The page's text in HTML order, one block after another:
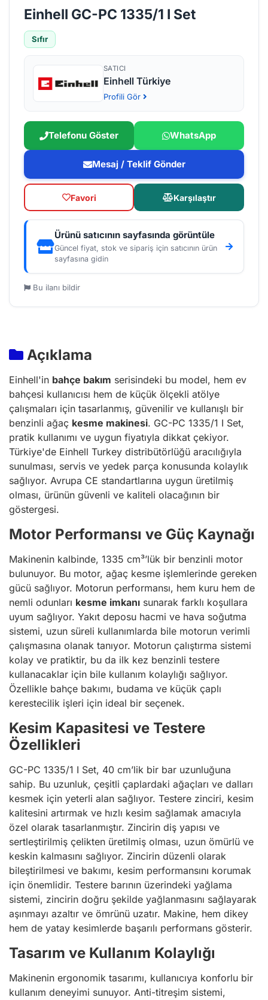
Einhell GC-PC 1335/1 I Set
Sıfır
SATICI
Einhell Türkiye
Profili Gör
Telefonu Göster WhatsApp
Mesaj / Teklif Gönder
Favori Karşılaştır
Ürünü satıcının sayfasında görüntüle
Güncel fiyat, stok ve sipariş için satıcının ürün
sayfasına gidin
Bu ilanı bildir
Açıklama
Einhell'in bahçe bakım serisindeki bu model, hem ev
bahçesi kullanıcısı hem de küçük ölçekli atölye
çalışmaları için tasarlanmış, güvenilir ve kullanışlı bir
benzinli ağaç kesme makinesi. GC-PC 1335/1 I Set,
pratik kullanımı ve uygun fiyatıyla dikkat çekiyor.
Türkiye'de Einhell Turkey distribütörlüğü aracılığıyla
sunulması, servis ve yedek parça konusunda kolaylık
sağlıyor. Avrupa CE standartlarına uygun üretilmiş
olması, ürünün güvenli ve kaliteli olacağının bir
göstergesi.
Motor Performansı ve Güç Kaynağı
Makinenin kalbinde, 1335 cm³’lük bir benzinli motor
bulunuyor. Bu motor, ağaç kesme işlemlerinde gereken
gücü sağlıyor. Motorun performansı, hem kuru hem de
nemli odunları kesme imkanı sunarak farklı koşullara
uyum sağlıyor. Yakıt deposu hacmi ve hava soğutma
sistemi, uzun süreli kullanımlarda bile motorun verimli
çalışmasına olanak tanıyor. Motorun çalıştırma sistemi
kolay ve pratiktir, bu da ilk kez benzinli testere
kullanacaklar için bile kullanım kolaylığı sağlıyor.
Özellikle bahçe bakımı, budama ve küçük çaplı
kerestecilik işleri için ideal bir seçenek.
Kesim Kapasitesi ve Testere
Özellikleri
GC-PC 1335/1 I Set, 40 cm’lik bir bar uzunluğuna
sahip. Bu uzunluk, çeşitli çaplardaki ağaçları ve dalları
kesmek için yeterli alan sağlıyor. Testere zinciri, kesim
kalitesini artırmak ve hızlı kesim sağlamak amacıyla
özel olarak tasarlanmıştır. Zincirin diş yapısı ve
sertleştirilmiş çelikten üretilmiş olması, uzun ömürlü ve
keskin kalmasını sağlıyor. Zincirin düzenli olarak
bileştirilmesi ve bakımı, kesim performansını korumak
için önemlidir. Testere barının üzerindeki yağlama
sistemi, zincirin doğru şekilde yağlanmasını sağlayarak
aşınmayı azaltır ve ömrünü uzatır. Makine, hem dikey
hem de yatay kesimlerde başarılı performans gösterir.
Tasarım ve Kullanım Kolaylığı
Makinenin ergonomik tasarımı, kullanıcıya konforlu bir
kullanım deneyimi sunuyor. Anti-titreşim sistemi,